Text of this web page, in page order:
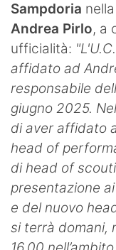
Vela
SHOP LAZIO
Contatti
Sampdoria
Andrea Pirlo, a
ufficialità:
affidato ad
responsabile
giugno 2025.
di aver affidato
head of
di head of
presentazione
e del nuovo
si terrà domani,